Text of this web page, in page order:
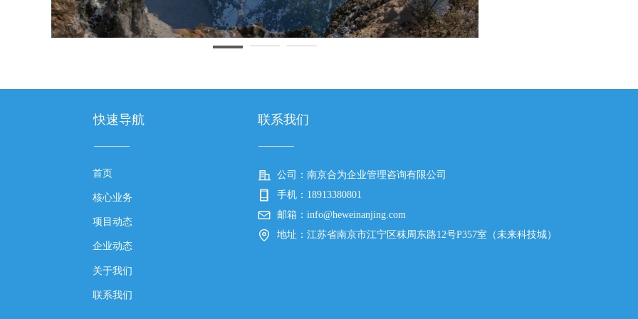
快速导航 联系我们
首页
核心业务
项目动态
企业动态
关于我们
联系我们
公司： 南京合为企业管理咨询有限公司
手机： 18913380801
邮箱： info@heweinanjing.com
地址： 江苏省南京市江宁区秣周东路12号P357室（未来科技城）